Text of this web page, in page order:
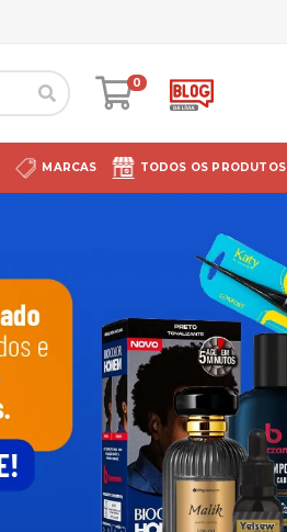
0
MARCAS TODOS OS PRODUTOS